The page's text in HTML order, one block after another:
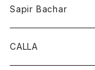
Sapir Bachar
CALLA